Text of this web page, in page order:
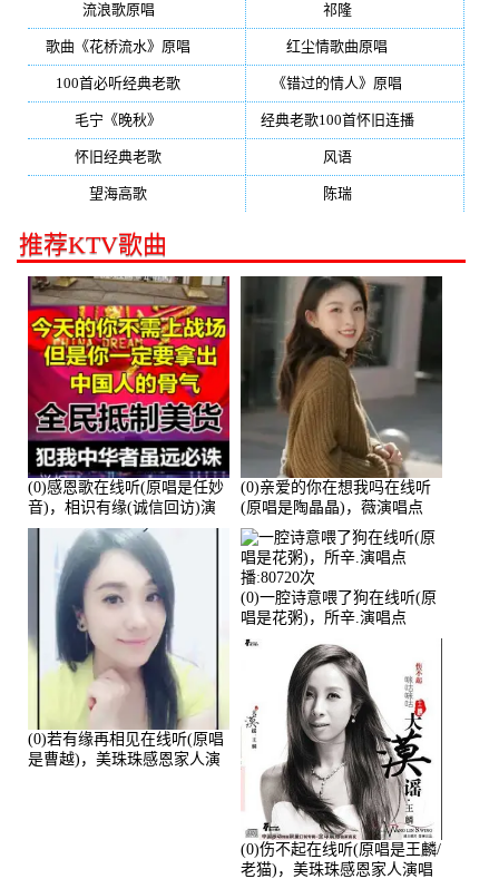
流浪歌原唱 祁隆(188)
歌曲《花桥流水》原唱 红尘情歌曲原唱
100首必听经典老歌 《错过的情人》原唱
毛宁《晚秋》 经典老歌100首怀旧连播(134)
怀旧经典老歌 风语(132)
望海高歌 陈瑞(128)
推荐KTV歌曲
(0)感恩歌在线听(原唱是任妙
音)，相识有缘(诚信回访)演
唱点播:161288次
(0)亲爱的你在想我吗在线听
(原唱是陶晶晶)，薇演唱点
播:159722次
(0)若有缘再相见在线听(原唱
是曹越)，美珠珠感恩家人演
(0)一腔诗意喂了狗在线听(原
唱是花粥)，所辛.演唱点
播:80720次
(0)伤不起在线听(原唱是王麟/
老猫)，美珠珠感恩家人演唱